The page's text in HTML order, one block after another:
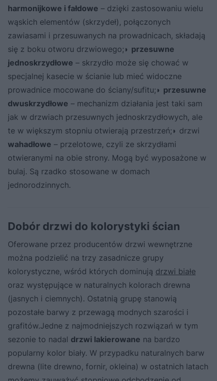
harmonijkowe i fałdowe – dzięki zastosowaniu wielu
wąskich elementów (skrzydeł), połączonych
zawiasami i przesuwanych na prowadnicach, składają
się z boku otworu drzwiowego;◗ przesuwne
jednoskrzydłowe – skrzydło może się chować w
specjalnej kasecie w ścianie lub mieć widoczne
prowadnice mocowane do ściany/sufitu;◗ przesuwne
dwuskrzydłowe – mechanizm działania jest taki sam
jak w drzwiach przesuwnych jednoskrzydłowych, ale
te w większym stopniu otwierają przestrzeń;◗ drzwi
wahadłowe – przelotowe, czyli ze skrzydłami
otwieranymi na obie strony. Mogą być wyposażone w
bulaj. Są rzadko stosowane w domach
jednorodzinnych.
Dobór drzwi do kolorystyki ścian
Oferowane przez producentów drzwi wewnętrzne
można podzielić na trzy zasadnicze grupy
kolorystyczne, wśród których dominują drzwi białe
oraz występujące w naturalnych kolorach drewna
(jasnych i ciemnych). Ostatnią grupę stanowią
pozostałe barwy z przewagą modnych szarości i
grafitów.Jedne z najmodniejszych rozwiązań w tym
sezonie to nadal drzwi lakierowane na bardzo
popularny kolor biały. W przypadku naturalnych barw
drewna (lite drewno, fornir, okleina) w ostatnich latach